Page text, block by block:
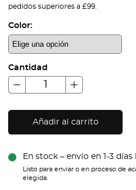
pedidos superiores a £99.
Color:
Cantidad
Añadir al carrito
En stock – envío en 1-3 días
Listo para enviar o en proceso de
elegida.